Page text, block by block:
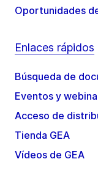
Oportunidades
Enlaces rápidos
Búsqueda de
Eventos y
Acceso de
Tienda GEA
Vídeos de GEA